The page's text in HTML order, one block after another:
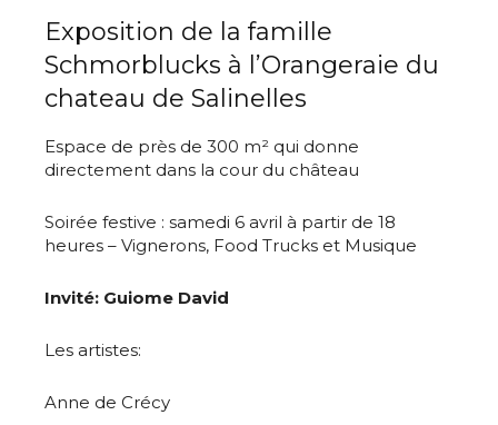
Exposition de la famille
Schmorblucks à l’Orangeraie du
chateau de Salinelles
Espace de près de 300 m² qui donne
directement dans la cour du château
Soirée festive : samedi 6 avril à partir de 18
heures – Vignerons, Food Trucks et Musique
Invité: Guiome David
Les artistes:
Anne de Crécy